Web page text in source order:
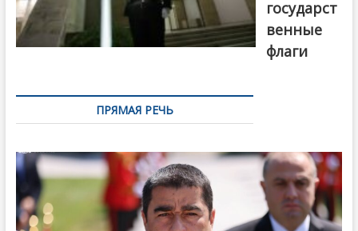
государст
венные
флаги
ПРЯМАЯ РЕЧЬ